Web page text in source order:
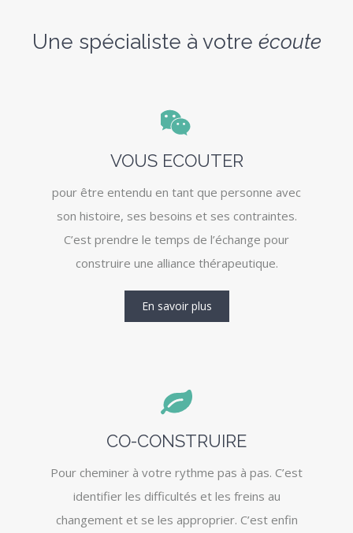
Une spécialiste à votre écoute
VOUS ECOUTER
pour être entendu en tant que personne avec
son histoire, ses besoins et ses contraintes.
C’est prendre le temps de l’échange pour
construire une alliance thérapeutique.
En savoir plus
CO-CONSTRUIRE
Pour cheminer à votre rythme pas à pas. C’est
identifier les difficultés et les freins au
changement et se les approprier. C’est enfin